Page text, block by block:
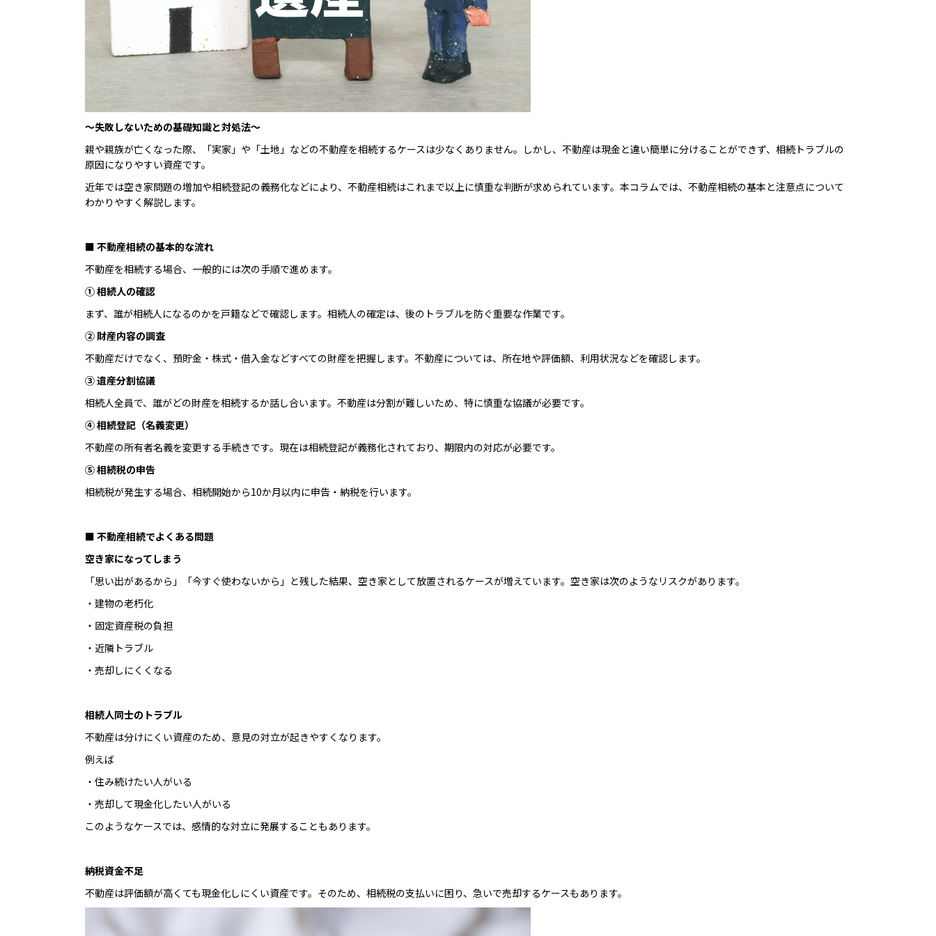
〜失敗しないための基礎知識と対処法〜
親や親族が亡くなった際、「実家」や「土地」などの不動産を相続するケースは少なくありません。しかし、不動産は現金と違い簡単に分けることができず、相続トラブルの
原因になりやすい資産です。
近年では空き家問題の増加や相続登記の義務化などにより、不動産相続はこれまで以上に慎重な判断が求められています。本コラムでは、不動産相続の基本と注意点について
わかりやすく解説します。
■ 不動産相続の基本的な流れ
不動産を相続する場合、一般的には次の手順で進めます。
① 相続人の確認
まず、誰が相続人になるのかを戸籍などで確認します。相続人の確定は、後のトラブルを防ぐ重要な作業です。
② 財産内容の調査
不動産だけでなく、預貯金・株式・借入金などすべての財産を把握します。不動産については、所在地や評価額、利用状況などを確認します。
③ 遺産分割協議
相続人全員で、誰がどの財産を相続するか話し合います。不動産は分割が難しいため、特に慎重な協議が必要です。
④ 相続登記（名義変更）
不動産の所有者名義を変更する手続きです。現在は相続登記が義務化されており、期限内の対応が必要です。
⑤ 相続税の申告
相続税が発生する場合、相続開始から10か月以内に申告・納税を行います。
■ 不動産相続でよくある問題
空き家になってしまう
「思い出があるから」「今すぐ使わないから」と残した結果、空き家として放置されるケースが増えています。空き家は次のようなリスクがあります。
・建物の老朽化
・固定資産税の負担
・近隣トラブル
・売却しにくくなる
相続人同士のトラブル
不動産は分けにくい資産のため、意見の対立が起きやすくなります。
例えば
・住み続けたい人がいる
・売却して現金化したい人がいる
このようなケースでは、感情的な対立に発展することもあります。
納税資金不足
不動産は評価額が高くても現金化しにくい資産です。そのため、相続税の支払いに困り、急いで売却するケースもあります。